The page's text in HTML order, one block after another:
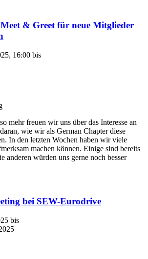
& Greet für neue Mitglieder
16:00 bis
mehr freuen wir uns über das Interesse an
wie wir als German Chapter diese
In den letzten Wochen haben wir viele
machen können. Einige sind bereits
anderen würden uns gerne noch besser
bei SEW-Eurodrive
bis